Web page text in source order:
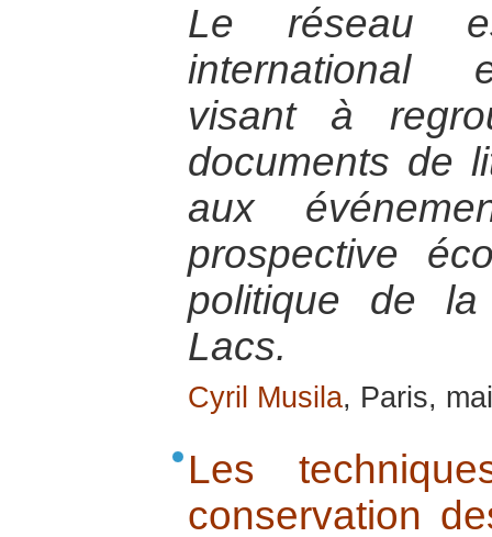
Le réseau
international
visant à
documents de
aux
prospective
politique de
Lacs.
Cyril Musila, Paris,
Les
conservation